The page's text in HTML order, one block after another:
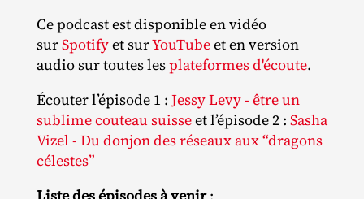
Ce podcast est disponible en vidéo
surSpotifyet surYouTubeet en version
audio sur toutes lesplateformes d'écoute.
Écouter l’épisode 1 : Jessy Levy - être un
sublime couteau suisseet l’épisode 2 : Sasha
Vizel - Du donjon des réseaux aux “dragons
célestes”